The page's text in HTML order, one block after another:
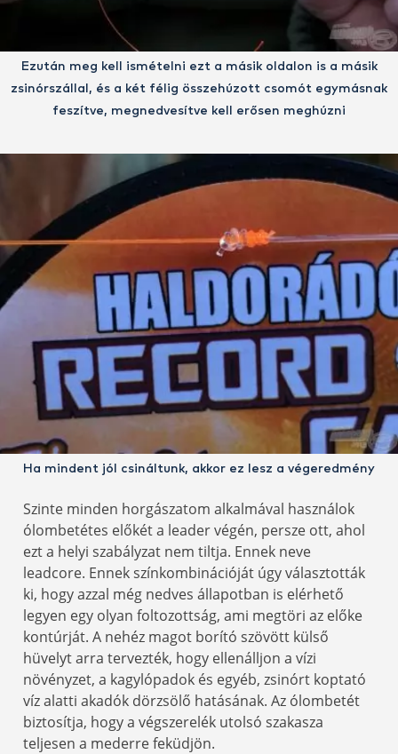
Ezután meg kell ismételni ezt a másik oldalon is a másik
zsinórszállal, és a két félig összehúzott csomót egymásnak
feszítve, megnedvesítve kell erősen meghúzni
Ha mindent jól csináltunk, akkor ez lesz a végeredmény
Szinte minden horgászatom alkalmával használok
ólombetétes előkét a leader végén, persze ott, ahol
ezt a helyi szabályzat nem tiltja. Ennek neve
leadcore. Ennek színkombinációját úgy választották
ki, hogy azzal még nedves állapotban is elérhető
legyen egy olyan foltozottság, ami megtöri az előke
kontúrját. A nehéz magot borító szövött külső
hüvelyt arra tervezték, hogy ellenálljon a vízi
növényzet, a kagylópadok és egyéb, zsinórt koptató
víz alatti akadók dörzsölő hatásának. Az ólombetét
biztosítja, hogy a végszerelék utolsó szakasza
teljesen a mederre feküdjön.